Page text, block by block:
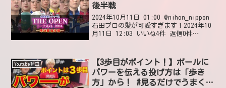
後半戦
2024年10月11日 01:00 @nihon_nippon
石田プロの髪が可愛すぎます！2024年10
月11日 12:03 いいね4件 返信0件
Youtube動画
【3歩目がポイント！】ボールに
パワーを伝える投げ方は「歩き
方」から！ #見るだけでうまくな